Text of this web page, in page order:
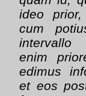
ideo
cum
intervallo
enim
edimus
et eos